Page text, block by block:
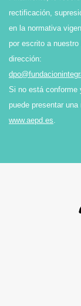
rectificación,
en la normativa
por escrito a
dirección:
Si no está conforme
puede presentar
www.aepd.es.